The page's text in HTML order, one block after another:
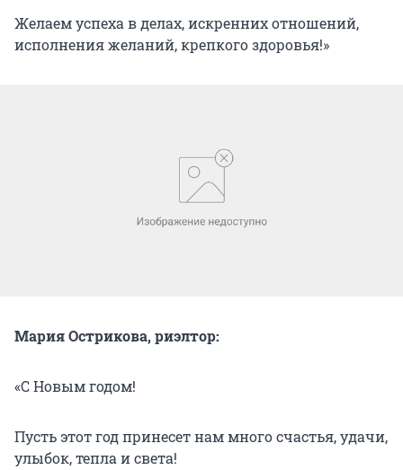
Желаем успеха в делах, искренних отношений,
исполнения желаний, крепкого здоровья!»
Мария Острикова, риэлтор:
«С Новым годом!
Пусть этот год принесет нам много счастья, удачи,
улыбок, тепла и света!